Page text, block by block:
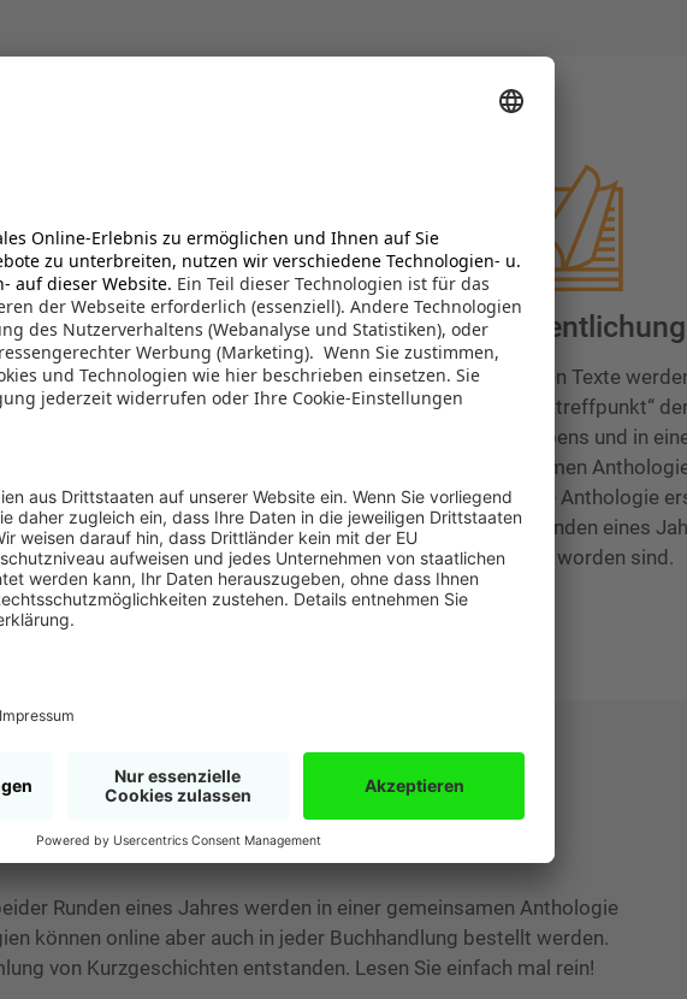
an Deutschlands
Preisgeld
Unter allen eingereichten Geschichten
Runde wählt die erfahrene Jury die
ein Preisgeld von insgesamt 600,- Euro
(1. Platz: 250,- Euro ,2. Platz: 150,- Euro,
3. Platz: 100,- Euro, 4. Platz: 50,- Euro,
5. Platz: 50,- Euro)
Veröffentlichung
Alle prämierten Texte
Autorenmagazin „treffpunkt“
des Schreibens und in
gemeinsamen
veröffentlicht. Die Anthologie
sobald die Runden eines
prämiert worden sind.
mit prämierten
Runden eines Jahres werden in einer gemeinsamen Anthologie
können online aber auch in jeder Buchhandlung bestellt werden.
von Kurzgeschichten entstanden. Lesen Sie einfach mal rein!